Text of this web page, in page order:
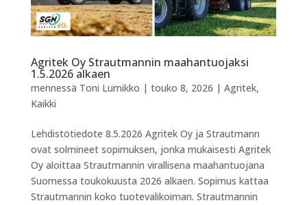
Agritek Oy Strautmannin maahantuojaksi
1.5.2026 alkaen
mennessä Toni Lumikko | touko 8, 2026 | Agritek,
Kaikki
Lehdistötiedote 8.5.2026 Agritek Oy ja Strautmann
ovat solmineet sopimuksen, jonka mukaisesti Agritek
Oy aloittaa Strautmannin virallisena maahantuojana
Suomessa toukokuusta 2026 alkaen. Sopimus kattaa
Strautmannin koko tuotevalikoiman. Strautmannin